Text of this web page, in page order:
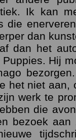
Ik kan
die
dan
dan het
Hij
het niet aan,
werk te
die
bezoek